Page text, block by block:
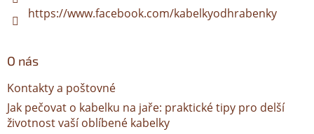
https://www.facebook.com/kabelkyodhrabenky
O nás
Kontakty a poštovné
Jak pečovat o kabelku na jaře: praktické tipy pro delší
životnost vaší oblíbené kabelky